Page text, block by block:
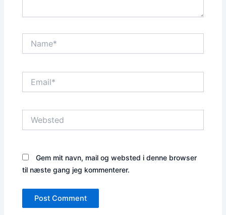
Gem mit navn, mail og websted i denne browser
til næste gang jeg kommenterer.